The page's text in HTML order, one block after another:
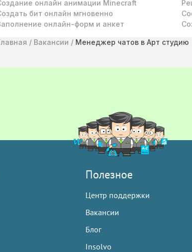
онлайн анимации Minecraft
бит онлайн мгновенно
онлайн-форм и анкет
/ Вакансии / Менеджер чатов в Арт студию
Полезное
Центр поддержки
Вакансии
Блог
Insolvo